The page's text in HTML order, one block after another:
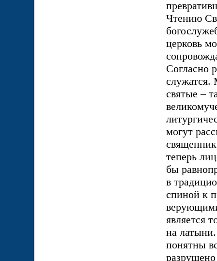
Чтению
церковь
Согласно
служатся.
святые –
могут
теперь
бы
в
спиной к
является
на
понятны